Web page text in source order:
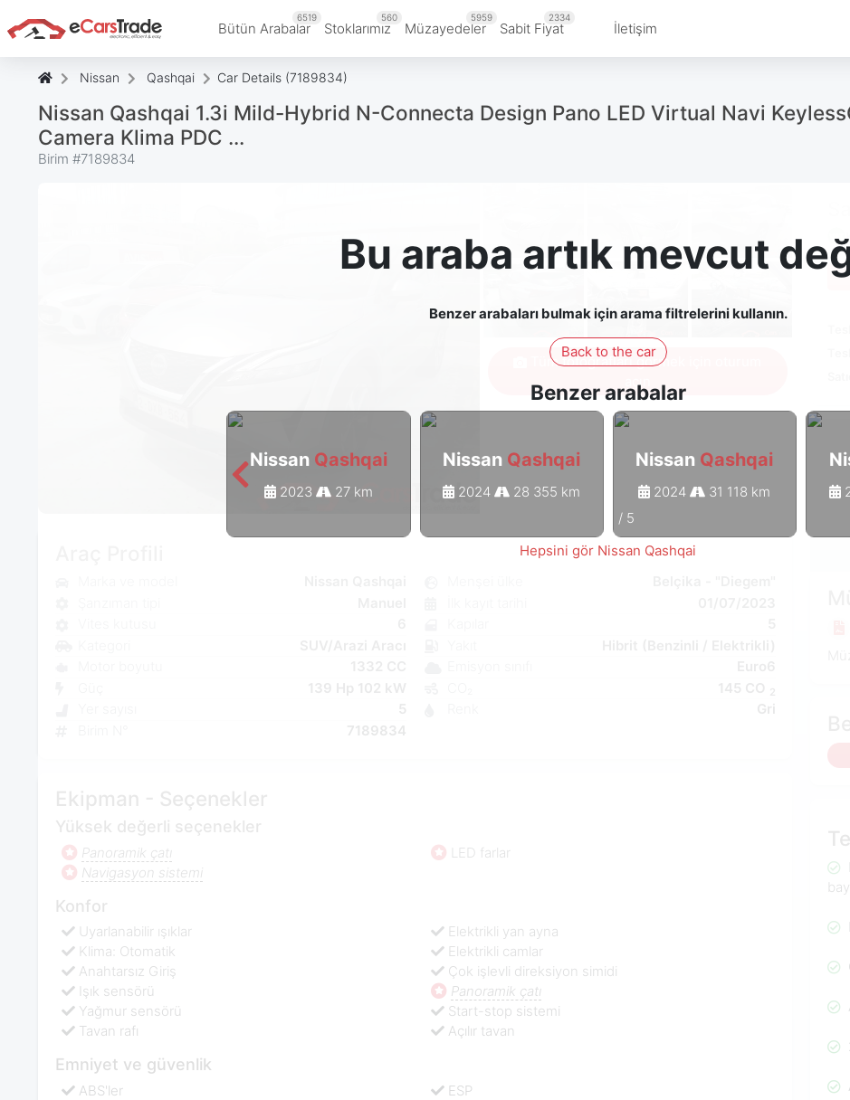
Bütün Arabalar
6519
Stoklarımız
560
Müzayedeler
5959
Sabit Fiyat
2334
İletişim
Nissan Qashqai Car Details (7189834)
Nissan Qashqai 1.3i Mild-Hybrid N-Connecta Design Pano LED Virtual Navi
Camera Klima PDC ...
Birim #7189834
Bu araba artık mevcut
Benzer arabaları bulmak için arama filtrelerini kullanın.
Back to the car
Benzer arabalar
Nissan Qashqai
2023 27 km
Nissan Qashqai
2024 28 355 km
Nissan Qashqai
2024 31 118 km
/ 5
Hepsini gör Nissan Qashqai
Tüm fotoğrafları görmek için oturum
açın
7189834
Yüksek değerli seçenekler
Panoramik çatı
LED farlar
Navigasyon sistemi
Konfor
Uyarlanabilir ışıklar
Klima: Otomatik
Elektrikli yan ayna
Elektrikli camlar
Anahtarsız Giriş
Işık sensörü
Çok işlevli direksiyon simidi
Panoramik çatı
Yağmur sensörü
Tavan rafı
Start-stop sistemi
Açılır tavan
Emniyet ve güvenlik
ABS'ler
ESP